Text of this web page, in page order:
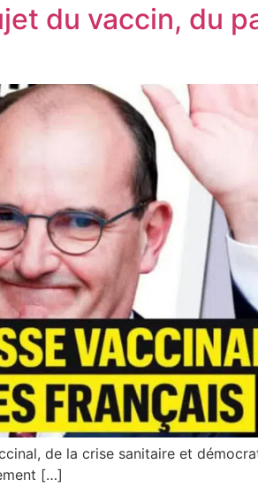
du vaccin, du
de la crise sanitaire et
[…]